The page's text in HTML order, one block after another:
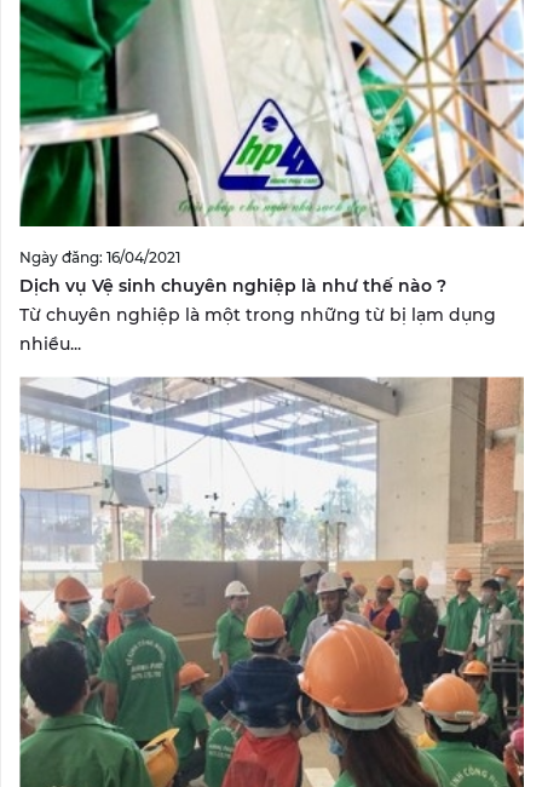
Ngày đăng: 16/04/2021
Dịch vụ Vệ sinh chuyên nghiệp là như thế nào ?
Từ chuyên nghiệp là một trong những từ bị lạm dụng
nhiều...